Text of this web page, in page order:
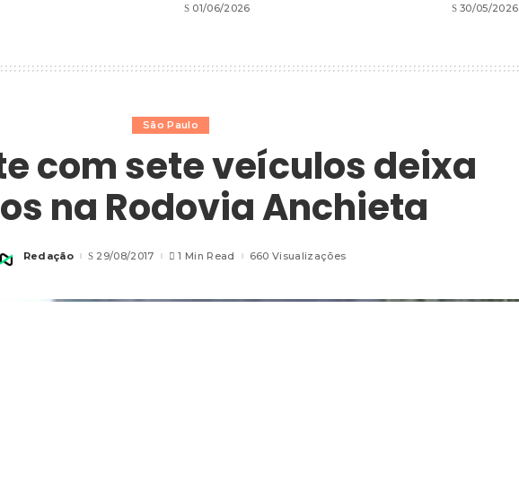
01/06/2026 30/05/2026
São Paulo
com sete veículos deixa
na Rodovia Anchieta
Posted
Redação 29/08/2017 1 Min Read 660 Visualizações